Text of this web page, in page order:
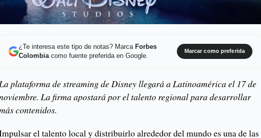
¿Te interesa este tipo de notas? Marca Forbes
Colombiacomo fuente preferida en Google.
Marcar como preferida
plataforma de streaming de Disney llegará a Latinoamérica el 17 de
La firma apostará por el talento regional para desarrollar
contenidos.
el talento local y distribuirlo alrededor del mundo es una de las